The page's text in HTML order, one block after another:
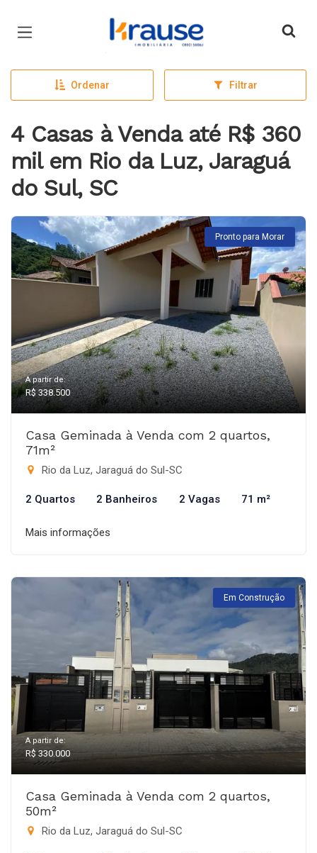
Página inicial
Ordenar Filtrar
4 Casas à Venda até R$ 360
mil em Rio da Luz, Jaraguá
do Sul, SC
Pronto para Morar
A partir de:
R$ 338.500
Casa Geminada à Venda com 2 quartos,
71m²
Rio da Luz, Jaraguá do Sul-SC
2 Quartos 2 Banheiros 2 Vagas 71 m²
Mais informações
Em Construção
A partir de:
R$ 330.000
Casa Geminada à Venda com 2 quartos,
50m²
Rio da Luz, Jaraguá do Sul-SC